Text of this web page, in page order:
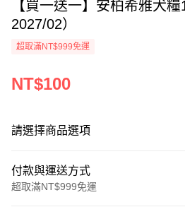
【買一送一】安柏希雅犬
2027/02）
超取滿NT$999免運
NT$100
請選擇商品選項
付款與運送方式
超取滿NT$999免運